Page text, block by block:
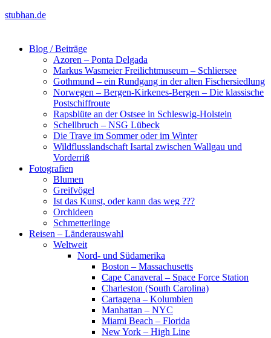
stubhan.de
Blog / Beiträge
Azoren – Ponta Delgada
Markus Wasmeier Freilichtmuseum – Schliersee
Gothmund – ein Rundgang in der alten Fischersiedlung
Norwegen – Bergen-Kirkenes-Bergen – Die klassische
Postschiffroute
Rapsblüte an der Ostsee in Schleswig-Holstein
Schellbruch – NSG Lübeck
Die Trave im Sommer oder im Winter
Wildflusslandschaft Isartal zwischen Wallgau und
Vorderriß
Fotografien
Blumen
Greifvögel
Ist das Kunst, oder kann das weg ???
Orchideen
Schmetterlinge
Reisen – Länderauswahl
Weltweit
Nord- und Südamerika
Boston – Massachusetts
Cape Canaveral – Space Force Station
Charleston (South Carolina)
Cartagena – Kolumbien
Manhattan – NYC
Miami Beach – Florida
New York – High Line